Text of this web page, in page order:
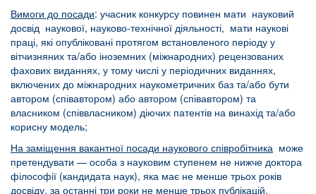
Вимоги до посади: учасник конкурсу повинен мати науковий
досвід наукової, науково-технічної діяльності, мати наукові
праці, які опубліковані протягом встановленого періоду у
вітчизняних та/або іноземних (міжнародних) рецензованих
фахових виданнях, у тому числі у періодичних виданнях,
включених до міжнародних наукометричних баз та/або бути
автором (співавтором) або автором (співавтором) та
власником (співвласником) діючих патентів на винахід та/або
корисну модель;
На заміщення вакантної посади наукового співробітника може
претендувати — особа з науковим ступенем не нижче доктора
філософії (кандидата наук), яка має не менше трьох років
досвіду, за останні три роки не менше трьох публікацій.